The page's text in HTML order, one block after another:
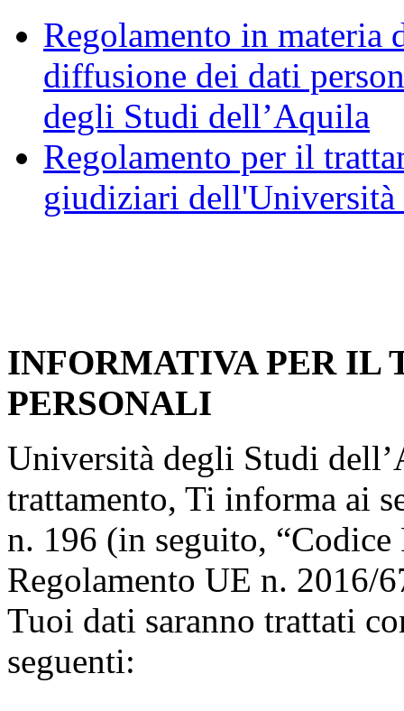
Regolamento in materia
diffusione dei dati
degli Studi dell’Aquila
Regolamento per il
giudiziari
INFORMATIVA PER IL
PERSONALI
Università degli Studi
trattamento, Ti informa ai
n. 196 (in seguito, “Codice
Regolamento UE n. 2016/
Tuoi dati saranno trattati
seguenti: